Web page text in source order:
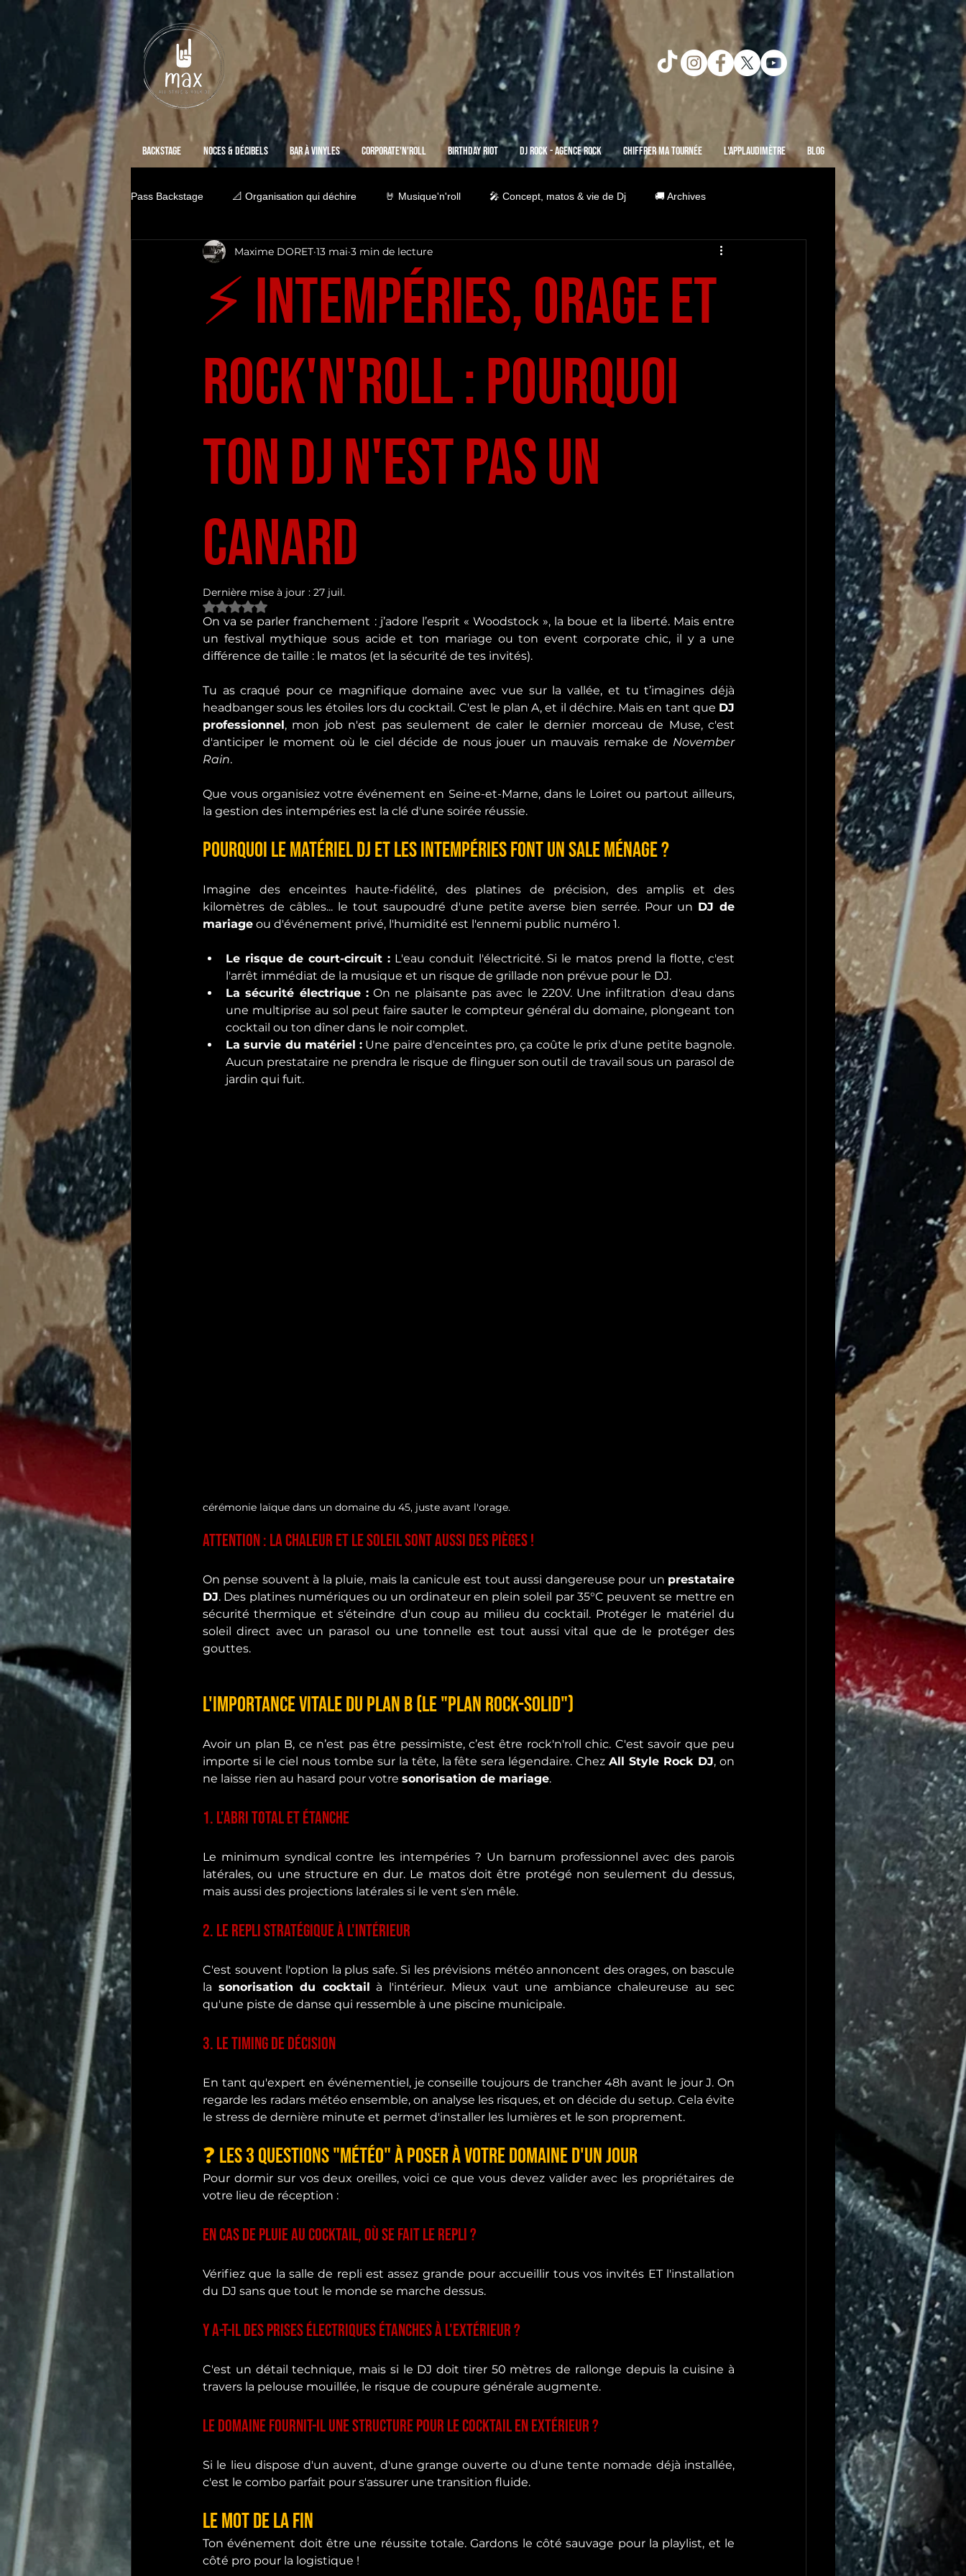
Backstage Noces & Décibels Bar à vinyles Corporate'n'Roll Birthday Riot Dj Rock - Agence Rock Chiffrer ma Tournée L'Applaudimètre Blog
Pass Backstage 📐 Organisation qui déchire 🤘 Musique'n'roll 🎤 Concept, matos & vie de Dj 🚚 Archives
⚡️ intempéries, Orage et
Rock'n'Roll : Pourquoi
ton DJ n'est pas un
canard
Maxime DORET 13 mai 3 min de lecture
Dernière mise à jour : 27 juil.
Noté NaN étoiles sur 5.
On va se parler franchement : j’adore l’esprit « Woodstock », la boue et la liberté. Mais entre
un festival mythique sous acide et ton mariage ou ton event corporate chic, il y a une
différence de taille : le matos (et la sécurité de tes invités).
Tu as craqué pour ce magnifique domaine avec vue sur la vallée, et tu t’imagines déjà
headbanger sous les étoiles lors du cocktail. C'est le plan A, et il déchire. Mais en tant que DJ
professionnel, mon job n'est pas seulement de caler le dernier morceau de Muse, c'est
d'anticiper le moment où le ciel décide de nous jouer un mauvais remake de November
Rain.
Que vous organisiez votre événement en Seine-et-Marne, dans le Loiret ou partout ailleurs,
la gestion des intempéries est la clé d'une soirée réussie.
Pourquoi le matériel DJ et les intempéries font un sale ménage ?
Imagine des enceintes haute-fidélité, des platines de précision, des amplis et des
kilomètres de câbles... le tout saupoudré d'une petite averse bien serrée. Pour un DJ de
mariage ou d'événement privé, l'humidité est l'ennemi public numéro 1.
Le risque de court-circuit : L'eau conduit l'électricité. Si le matos prend la flotte, c'est
l'arrêt immédiat de la musique et un risque de grillade non prévue pour le DJ.
La sécurité électrique : On ne plaisante pas avec le 220V. Une infiltration d'eau dans
une multiprise au sol peut faire sauter le compteur général du domaine, plongeant ton
cocktail ou ton dîner dans le noir complet.
La survie du matériel : Une paire d'enceintes pro, ça coûte le prix d'une petite bagnole.
Aucun prestataire ne prendra le risque de flinguer son outil de travail sous un parasol de
jardin qui fuit.
cérémonie laïque dans un domaine du 45, juste avant l'orage.
Attention : La chaleur et le soleil sont aussi des pièges !
On pense souvent à la pluie, mais la canicule est tout aussi dangereuse pour un prestataire
DJ. Des platines numériques ou un ordinateur en plein soleil par 35°C peuvent se mettre en
sécurité thermique et s'éteindre d'un coup au milieu du cocktail. Protéger le matériel du
soleil direct avec un parasol ou une tonnelle est tout aussi vital que de le protéger des
gouttes.
L'importance vitale du Plan B (Le "Plan Rock-Solid")
Avoir un plan B, ce n’est pas être pessimiste, c’est être rock'n'roll chic. C'est savoir que peu
importe si le ciel nous tombe sur la tête, la fête sera légendaire. Chez All Style Rock DJ, on
ne laisse rien au hasard pour votre sonorisation de mariage.
1. L'abri total et étanche
Le minimum syndical contre les intempéries ? Un barnum professionnel avec des parois
latérales, ou une structure en dur. Le matos doit être protégé non seulement du dessus,
mais aussi des projections latérales si le vent s'en mêle.
2. Le repli stratégique à l'intérieur
C'est souvent l'option la plus safe. Si les prévisions météo annoncent des orages, on bascule
la sonorisation du cocktail à l'intérieur. Mieux vaut une ambiance chaleureuse au sec
qu'une piste de danse qui ressemble à une piscine municipale.
3. Le timing de décision
En tant qu'expert en événementiel, je conseille toujours de trancher 48h avant le jour J. On
regarde les radars météo ensemble, on analyse les risques, et on décide du setup. Cela évite
le stress de dernière minute et permet d'installer les lumières et le son proprement.
❓ Les 3 questions "Météo" à poser à votre domaine d'un jour
Pour dormir sur vos deux oreilles, voici ce que vous devez valider avec les propriétaires de
votre lieu de réception :
En cas de pluie au cocktail, où se fait le repli ?
Vérifiez que la salle de repli est assez grande pour accueillir tous vos invités ET l'installation
du DJ sans que tout le monde se marche dessus.
Y a-t-il des prises électriques étanches à l'extérieur ?
C'est un détail technique, mais si le DJ doit tirer 50 mètres de rallonge depuis la cuisine à
travers la pelouse mouillée, le risque de coupure générale augmente.
Le domaine fournit-il une structure pour le cocktail en extérieur ?
Si le lieu dispose d'un auvent, d'une grange ouverte ou d'une tente nomade déjà installée,
c'est le combo parfait pour s'assurer une transition fluide.
Le mot de la fin
Ton événement doit être une réussite totale. Gardons le côté sauvage pour la playlist, et le
côté pro pour la logistique !